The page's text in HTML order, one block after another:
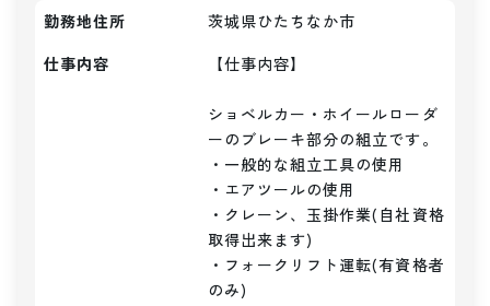
勤務地住所
茨城県ひたちなか市
仕事内容
【仕事内容】
ショベルカー・ホイールローダ
ーのブレーキ部分の組立です。
・一般的な組立工具の使用
・エアツールの使用
・クレーン、玉掛作業(自社資格
取得出来ます)
・フォークリフト運転(有資格者
のみ)